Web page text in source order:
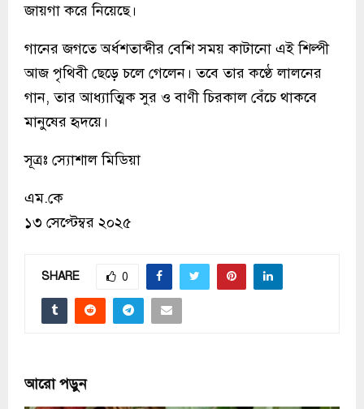
জায়গা করে নিয়েছে।
গানের জগতে অর্ধশতাব্দীর বেশি সময় কাটানো এই শিল্পী
আজ পৃথিবী ছেড়ে চলে গেলেন। তবে তার কণ্ঠে লালনের
গান, তার আধ্যাত্মিক সুর ও বাণী চিরকাল বেঁচে থাকবে
মানুষের হৃদয়ে।
সূত্রঃ স্যোশাল মিডিয়া
এম.কে
১৩ সেপ্টেম্বর ২০২৫
SHARE 0
আরো পড়ুন